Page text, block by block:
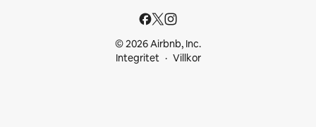
© 2026 Airbnb, Inc.
Integritet
Villkor